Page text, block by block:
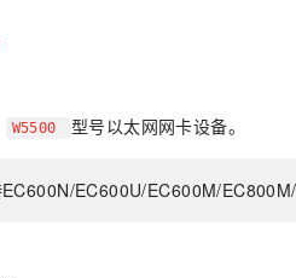
W5500 型号以太网网卡设备。
EC600N/EC600U/EC600M/